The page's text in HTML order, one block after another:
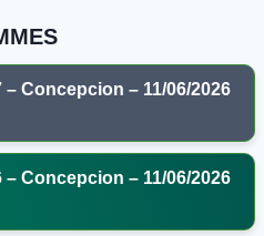
Concepcion – 11/06/2026
Concepcion – 11/06/2026